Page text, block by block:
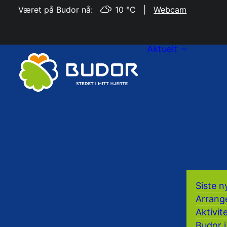
Været på Budor nå: 10 °C |Webcam
Aktuelt
Siste